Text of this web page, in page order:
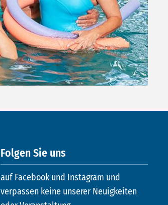
Folgen Sie uns
auf Facebook und Instagram und
verpassen keine unserer Neuigkeiten